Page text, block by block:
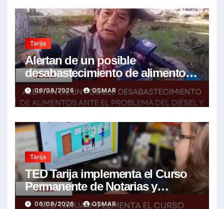
Tarija
Alertan de un posible
desabastecimiento de alimentos
ante el problema del diésel y el
encarecimiento de insumos
agrícolas
06/08/2026 OSMAR
Tarija
TED Tarija implementa el Curso
Permanente de Notarias y
Notarios Electorales 2026
06/08/2026 OSMAR